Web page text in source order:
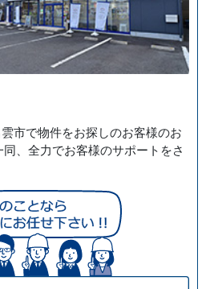
市で物件をお探しのお客様のお
、全力でお客様のサポートをさ